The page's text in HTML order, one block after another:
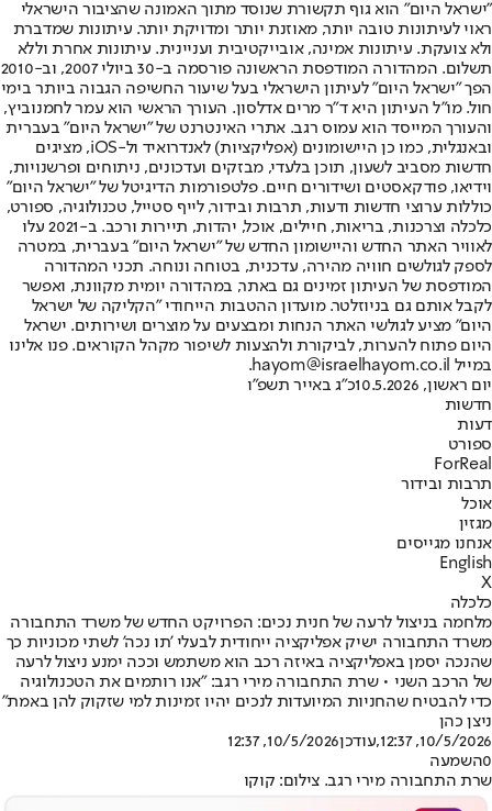
"ישראל היום" הוא גוף תקשורת שנוסד מתוך האמונה שהציבור הישראלי
ראוי לעיתונות טובה יותר, מאוזנת יותר ומדויקת יותר. עיתונות שמדברת
ולא צועקת. עיתונות אמינה, אובייקטיבית ועניינית. עיתונות אחרת וללא
תשלום. המהדורה המודפסת הראשונה פורסמה ב-30 ביולי 2007, וב-2010
הפך "ישראל היום" לעיתון הישראלי בעל שיעור החשיפה הגבוה ביותר בימי
חול. מו"ל העיתון היא ד"ר מרים אדלסון. העורך הראשי הוא עמר לחמנוביץ,
והעורך המייסד הוא עמוס רגב. אתרי האינטרנט של "ישראל היום" בעברית
ובאנגלית, כמו כן היישומונים (אפליקציות) לאנדרואיד ול-iOS, מציגים
חדשות מסביב לשעון, תוכן בלעדי, מבזקים ועדכונים, ניתוחים ופרשנויות,
וידיאו, פודקאסטים ושידורים חיים. פלטפורמות הדיגיטל של "ישראל היום"
כוללות ערוצי חדשות ודעות, תרבות ובידור, לייף סטייל, טכנולוגיה, ספורט,
כלכלה וצרכנות, בריאות, חיילים, אוכל, יהדות, תיירות ורכב. ב-2021 עלו
לאוויר האתר החדש והיישומון החדש של "ישראל היום" בעברית, במטרה
לספק לגולשים חוויה מהירה, עדכנית, בטוחה ונוחה. תכני המהדורה
המודפסת של העיתון זמינים גם באתר, במהדורה יומית מקוונת, ואפשר
לקבל אותם גם בניוזלטר. מועדון ההטבות הייחודי "הקליקה של ישראל
היום" מציע לגולשי האתר הנחות ומבצעים על מוצרים ושירותים. ישראל
היום פתוח להערות, לביקורת ולהצעות לשיפור מקהל הקוראים. פנו אלינו
במייל hayom@israelhayom.co.il.
יום ראשון, 10.5.2026
כ"ג באייר תשפ"ו
חדשות
דעות
ספורט
ForReal
תרבות ובידור
אוכל
מגזין
אנחנו מגייסים
English
X
כלכלה
מלחמה בניצול לרעה של חנית נכים: הפרויקט החדש של משרד התחבורה
משרד התחבורה ישיק אפליקציה ייחודית לבעלי 'תו נכה' לשתי מכוניות כך
שהנכה יסמן באפליקציה באיזה רכב הוא משתמש וככה ימנע ניצול לרעה
של הרכב השני • שרת התחבורה מירי רגב: "אנו רותמים את הטכנולוגיה
כדי להבטיח שהחניות המיועדות לנכים יהיו זמינות למי שזקוק להן באמת"
ניצן כהן
10/5/2026, 12:37
,עודכן10/5/2026, 12:37
0השמעה
שרת התחבורה מירי רגב. צילום: קוקו